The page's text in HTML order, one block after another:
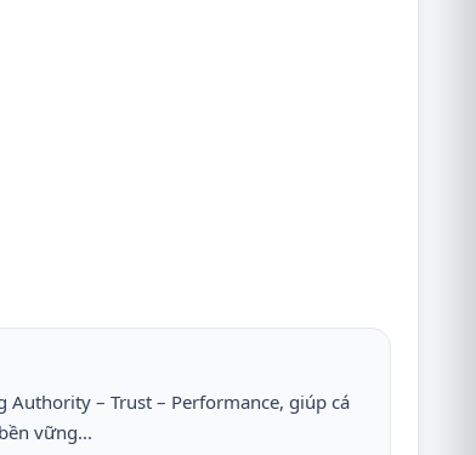
Authority – Trust – Performance, giúp cá
vững...